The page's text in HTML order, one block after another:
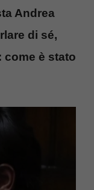
Andrea
di sé,
come è stato